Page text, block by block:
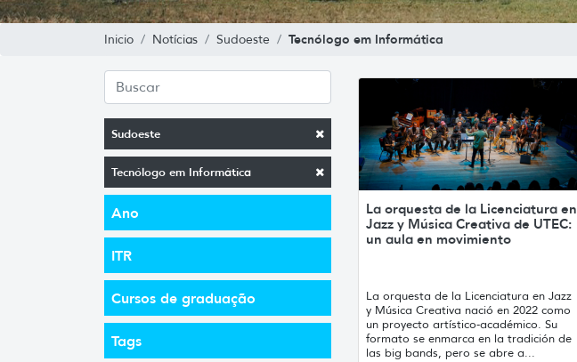
Inicio Notícias Sudoeste Tecnólogo em Informática
Sudoeste
Tecnólogo em Informática
Ano
ITR
Cursos de graduação
Tags
La orquesta de la Licenciatura en
Jazz y Música Creativa de UTEC:
un aula en movimiento
La orquesta de la Licenciatura en Jazz
y Música Creativa nació en 2022 como
un proyecto artístico-académico. Su
formato se enmarca en la tradición de
las big bands, pero se abre a...